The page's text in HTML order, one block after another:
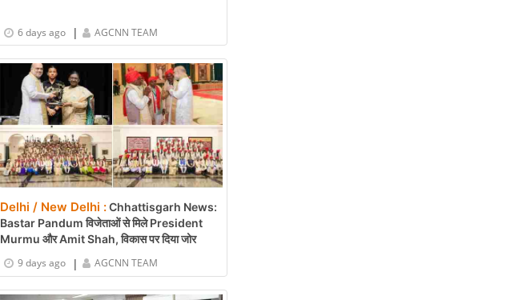
6 days ago | AGCNN TEAM
Delhi / New Delhi :Chhattisgarh News:
Bastar Pandum विजेताओं से मिले President
Murmu और Amit Shah, विकास पर दिया जोर
9 days ago
| AGCNN TEAM